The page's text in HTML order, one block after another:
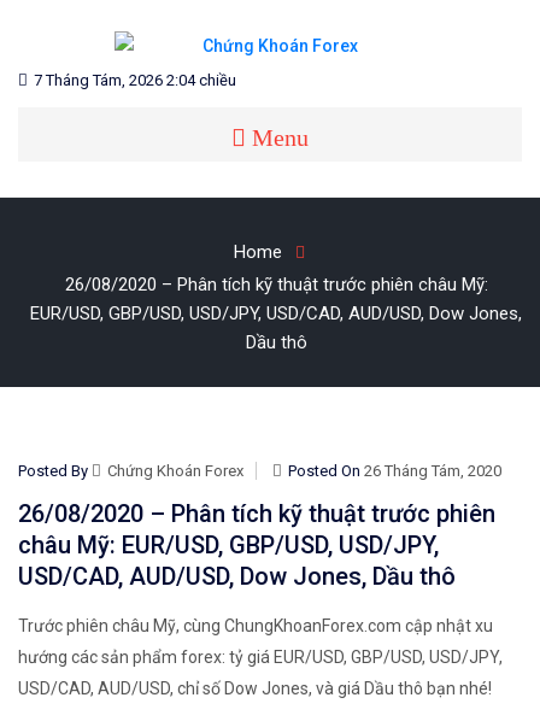
content
CHỨNG KHOÁN FOREX
Blog chia sẻ về Chứng Khoán và Forex
7 Tháng Tám, 2026 2:04 chiều
Menu
Home
26/08/2020 – Phân tích kỹ thuật trước phiên châu Mỹ:
EUR/USD, GBP/USD, USD/JPY, USD/CAD, AUD/USD, Dow Jones,
Dầu thô
Posted By Chứng Khoán Forex Posted On 26 Tháng Tám, 2020
26/08/2020 – Phân tích kỹ thuật trước phiên
châu Mỹ: EUR/USD, GBP/USD, USD/JPY,
USD/CAD, AUD/USD, Dow Jones, Dầu thô
Trước phiên châu Mỹ, cùng ChungKhoanForex.com cập nhật xu
hướng các sản phẩm forex: tỷ giá EUR/USD, GBP/USD, USD/JPY,
USD/CAD, AUD/USD, chỉ số Dow Jones, và giá Dầu thô bạn nhé!